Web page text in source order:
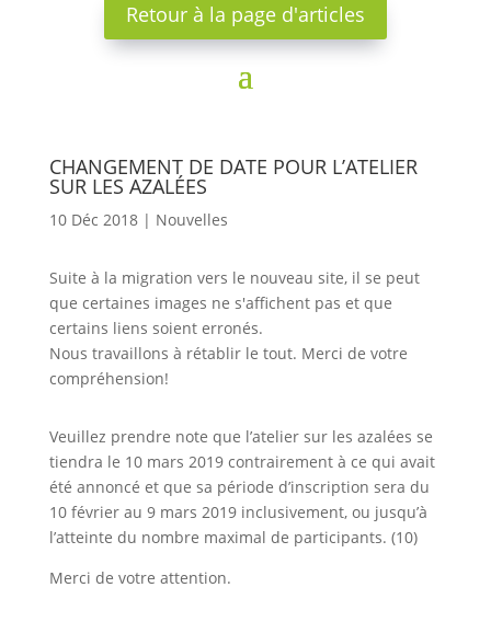
Retour à la page d'articles
CHANGEMENT DE DATE POUR L’ATELIER
SUR LES AZALÉES
10 Déc 2018| Nouvelles
Suite à la migration vers le nouveau site, il se peut
que certaines images ne s'affichent pas et que
certains liens soient erronés.
Nous travaillons à rétablir le tout. Merci de votre
compréhension!
Veuillez prendre note que l’atelier sur les azalées se
tiendra le 10 mars 2019 contrairement à ce qui avait
été annoncé et que sa période d’inscription sera du
10 février au 9 mars 2019 inclusivement, ou jusqu’à
l’atteinte du nombre maximal de participants. (10)
Merci de votre attention.